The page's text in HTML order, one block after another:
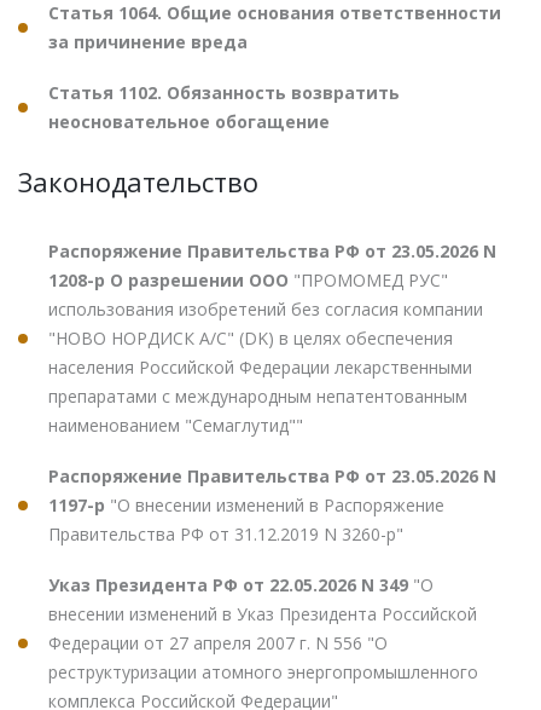
Статья 1064. Общие основания ответственности
за причинение вреда
Статья 1102. Обязанность возвратить
неосновательное обогащение
Законодательство
Распоряжение Правительства РФ от 23.05.2026 N
1208-р О разрешении ООО "ПРОМОМЕД РУС"
использования изобретений без согласия компании
"НОВО НОРДИСК А/С" (DK) в целях обеспечения
населения Российской Федерации лекарственными
препаратами с международным непатентованным
наименованием "Семаглутид""
Распоряжение Правительства РФ от 23.05.2026 N
1197-р "О внесении изменений в Распоряжение
Правительства РФ от 31.12.2019 N 3260-р"
Указ Президента РФ от 22.05.2026 N 349 "О
внесении изменений в Указ Президента Российской
Федерации от 27 апреля 2007 г. N 556 "О
реструктуризации атомного энергопромышленного
комплекса Российской Федерации"